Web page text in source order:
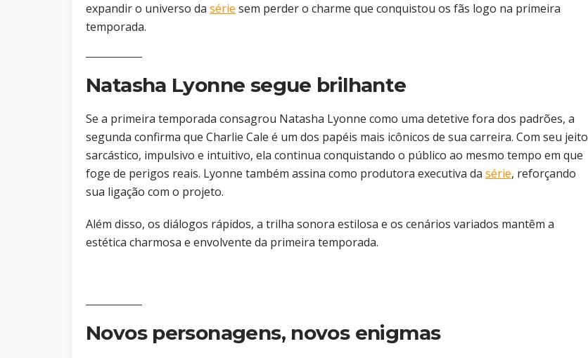
expandir o universo da série sem perder o charme que conquistou os fãs logo na primeira
temporada.
Natasha Lyonne segue brilhante
Se a primeira temporada consagrou Natasha Lyonne como uma detetive fora dos padrões, a
segunda confirma que Charlie Cale é um dos papéis mais icônicos de sua carreira. Com seu jeito
sarcástico, impulsivo e intuitivo, ela continua conquistando o público ao mesmo tempo em que
foge de perigos reais. Lyonne também assina como produtora executiva da série, reforçando
sua ligação com o projeto.
Além disso, os diálogos rápidos, a trilha sonora estilosa e os cenários variados mantêm a
estética charmosa e envolvente da primeira temporada.
Novos personagens, novos enigmas